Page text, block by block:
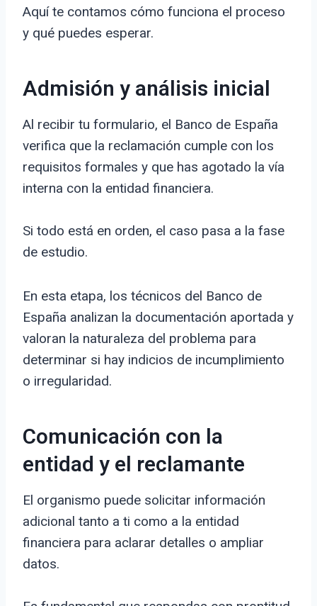
Aquí te contamos cómo funciona el proceso
y qué puedes esperar.
Admisión y análisis inicial
Al recibir tu formulario, el Banco de España
verifica que la reclamación cumple con los
requisitos formales y que has agotado la vía
interna con la entidad financiera.
Si todo está en orden, el caso pasa a la fase
de estudio.
En esta etapa, los técnicos del Banco de
España analizan la documentación aportada y
valoran la naturaleza del problema para
determinar si hay indicios de incumplimiento
o irregularidad.
Comunicación con la
entidad y el reclamante
El organismo puede solicitar información
adicional tanto a ti como a la entidad
financiera para aclarar detalles o ampliar
datos.